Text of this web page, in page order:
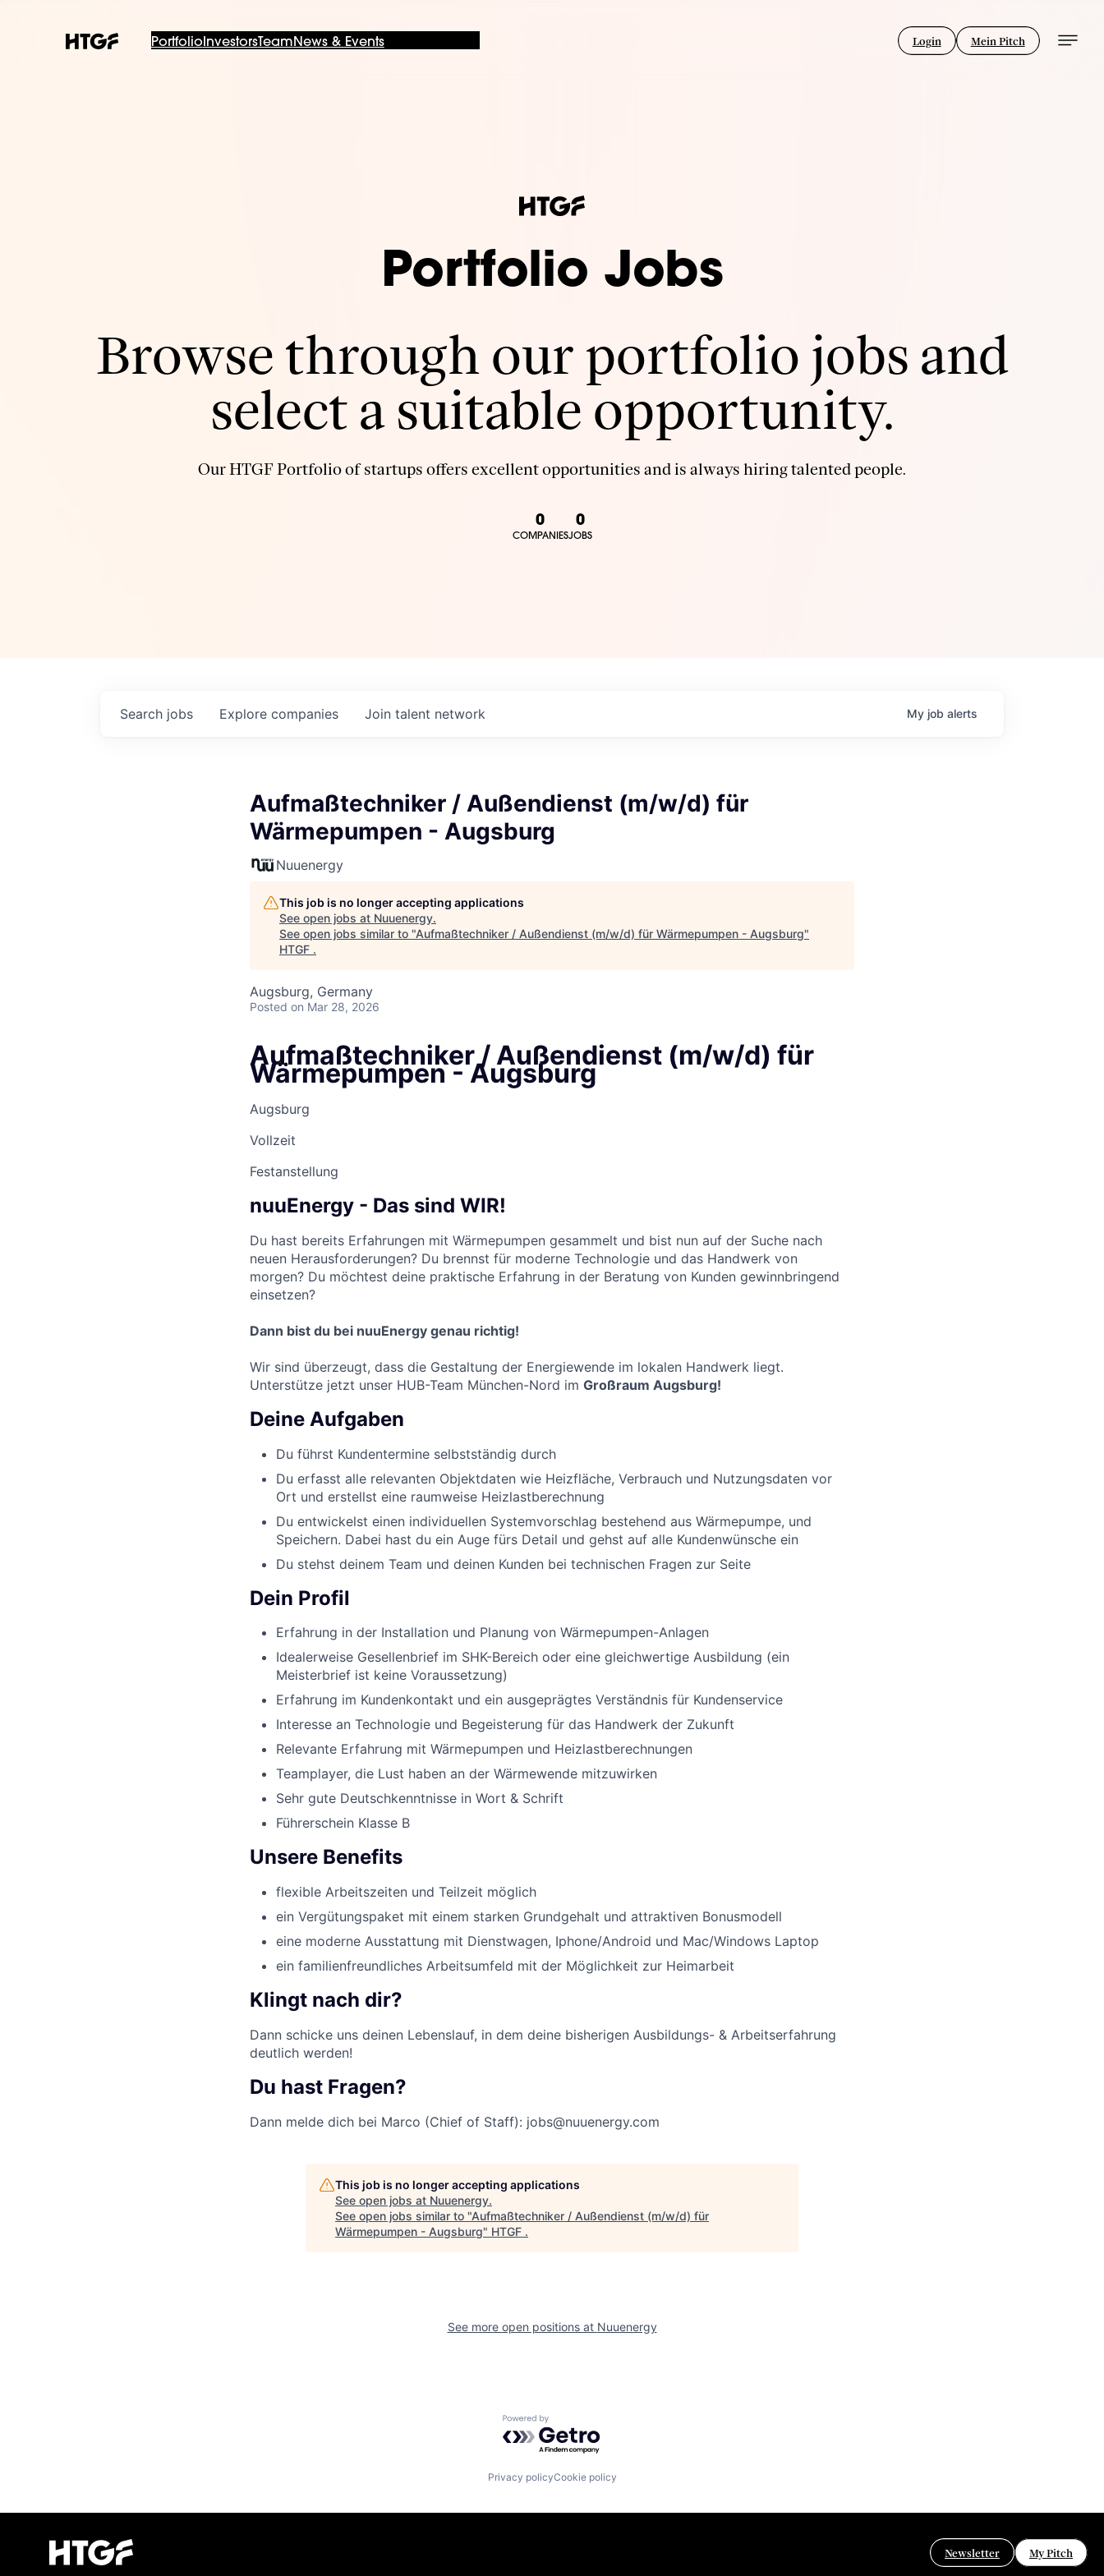
PortfolioInvestorsTeam News & Events Login Mein Pitch
Portfolio Jobs
Browse through our portfolio jobs and
select a suitable opportunity.
Our HTGF Portfolio of startups offers excellent opportunities and is always hiring talented people.
0
COMPANIES
0
JOBS
Search jobs Explore companies Join talent network My job alerts
Aufmaßtechniker / Außendienst (m/w/d) für
Wärmepumpen - Augsburg
Nuuenergy
This job is no longer accepting applications
See open jobs at Nuuenergy.
See open jobs similar to "Aufmaßtechniker / Außendienst (m/w/d) für Wärmepumpen - Augsburg"
HTGF .
Augsburg, Germany
Posted on Mar 28, 2026
Aufmaßtechniker / Außendienst (m/w/d) für
Wärmepumpen - Augsburg
Augsburg
Vollzeit
Festanstellung
nuuEnergy - Das sind WIR!
Du hast bereits Erfahrungen mit Wärmepumpen gesammelt und bist nun auf der Suche nach
neuen Herausforderungen? Du brennst für moderne Technologie und das Handwerk von
morgen? Du möchtest deine praktische Erfahrung in der Beratung von Kunden gewinnbringend
einsetzen?
Dann bist du bei nuuEnergy genau richtig!
Wir sind überzeugt, dass die Gestaltung der Energiewende im lokalen Handwerk liegt.
Unterstütze jetzt unser HUB-Team München-Nord im Großraum Augsburg!
Deine Aufgaben
Du führst Kundentermine selbstständig durch
Du erfasst alle relevanten Objektdaten wie Heizfläche, Verbrauch und Nutzungsdaten vor
Ort und erstellst eine raumweise Heizlastberechnung
Du entwickelst einen individuellen Systemvorschlag bestehend aus Wärmepumpe, und
Speichern. Dabei hast du ein Auge fürs Detail und gehst auf alle Kundenwünsche ein
Du stehst deinem Team und deinen Kunden bei technischen Fragen zur Seite
Dein Profil
Erfahrung in der Installation und Planung von Wärmepumpen-Anlagen
Idealerweise Gesellenbrief im SHK-Bereich oder eine gleichwertige Ausbildung (ein
Meisterbrief ist keine Voraussetzung)
Erfahrung im Kundenkontakt und ein ausgeprägtes Verständnis für Kundenservice
Interesse an Technologie und Begeisterung für das Handwerk der Zukunft
Relevante Erfahrung mit Wärmepumpen und Heizlastberechnungen
Teamplayer, die Lust haben an der Wärmewende mitzuwirken
Sehr gute Deutschkenntnisse in Wort & Schrift
Führerschein Klasse B
Unsere Benefits
flexible Arbeitszeiten und Teilzeit möglich
ein Vergütungspaket mit einem starken Grundgehalt und attraktiven Bonusmodell
eine moderne Ausstattung mit Dienstwagen, Iphone/Android und Mac/Windows Laptop
ein familienfreundliches Arbeitsumfeld mit der Möglichkeit zur Heimarbeit
Klingt nach dir?
Dann schicke uns deinen Lebenslauf, in dem deine bisherigen Ausbildungs- & Arbeitserfahrung
deutlich werden!
Du hast Fragen?
Dann melde dich bei Marco (Chief of Staff): jobs@nuuenergy.com
This job is no longer accepting applications
See open jobs at Nuuenergy.
See open jobs similar to "Aufmaßtechniker / Außendienst (m/w/d) für
Wärmepumpen - Augsburg" HTGF .
See more open positions at Nuuenergy
Powered by Getro.com
Privacy policyCookie policy
Newsletter My Pitch